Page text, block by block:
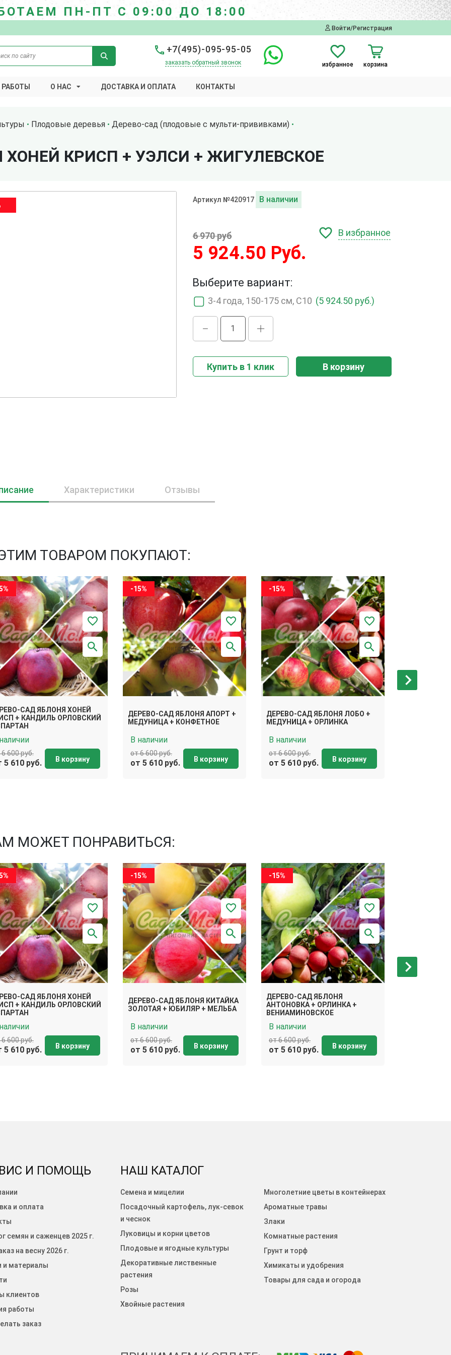
ПН-ПТ С 09:00 ДО 18:00
Войти/Регистрация
+7(495)-095-95-05
заказать обратный звонок избранное корзина
РАБОТЫ О НАС ДОСТАВКА И ОПЛАТА КОНТАКТЫ
Плодовые деревья
Дерево-сад (плодовые с мульти-прививками)
КРИСП + УЭЛСИ + ЖИГУЛЕВСКОЕ
Артикул №420917 В наличии
6 970 руб
5 924.50 Руб.
В избранное
Выберите вариант:
3-4 года, 150-175 см, С10 (5 924.50 руб.)
Купить в 1 клик В корзину
Характеристики Отзывы
ТОВАРОМ ПОКУПАЮТ:
САД ЯБЛОНЯ ХОНЕЙ
+ КАНДИЛЬ ОРЛОВСКИЙ
6 600 руб.
5 610 руб. В корзину
-15%
ДЕРЕВО-САД ЯБЛОНЯ АПОРТ +
МЕДУНИЦА + КОНФЕТНОЕ
В наличии
от 6 600 руб.
от 5 610 руб. В корзину
-15%
ДЕРЕВО-САД ЯБЛОНЯ ЛОБО +
МЕДУНИЦА + ОРЛИНКА
В наличии
от 6 600 руб.
от 5 610 руб. В корзину
МОЖЕТ ПОНРАВИТЬСЯ:
САД ЯБЛОНЯ ХОНЕЙ
+ КАНДИЛЬ ОРЛОВСКИЙ
6 600 руб.
5 610 руб. В корзину
-15%
ДЕРЕВО-САД ЯБЛОНЯ КИТАЙКА
ЗОЛОТАЯ + ЮБИЛЯР + МЕЛЬБА
В наличии
от 6 600 руб.
от 5 610 руб. В корзину
-15%
ДЕРЕВО-САД ЯБЛОНЯ
АНТОНОВКА + ОРЛИНКА +
ВЕНИАМИНОВСКОЕ
В наличии
от 6 600 руб.
от 5 610 руб. В корзину
И ПОМОЩЬ
и оплата
семян и саженцев 2025 г.
на весну 2026 г.
и материалы
клиентов
работы
заказ
НАШ КАТАЛОГ
Семена и мицелии
Посадочный картофель, лук-севок
и чеснок
Луковицы и корни цветов
Плодовые и ягодные культуры
Декоративные лиственные
растения
Розы
Хвойные растения
Многолетние цветы в контейнерах
Ароматные травы
Злаки
Комнатные растения
Грунт и торф
Химикаты и удобрения
Товары для сада и огорода